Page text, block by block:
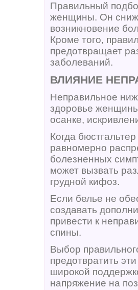
Правильный
женщины. Он
возникновение
Кроме того,
предотвращает
заболеваний.
ВЛИЯНИЕ
Неправильное
здоровье
осанке,
Когда
равномерно
болезненных
может вызвать
грудной кифоз.
Если белье не
создавать
привести к
спины.
Выбор
предотвратить
широкой
напряжение на